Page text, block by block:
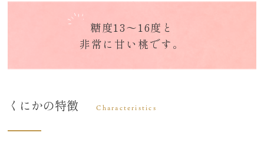
糖度13～16度と
非常に甘い桃です。
くにかの特徴 Characteristics